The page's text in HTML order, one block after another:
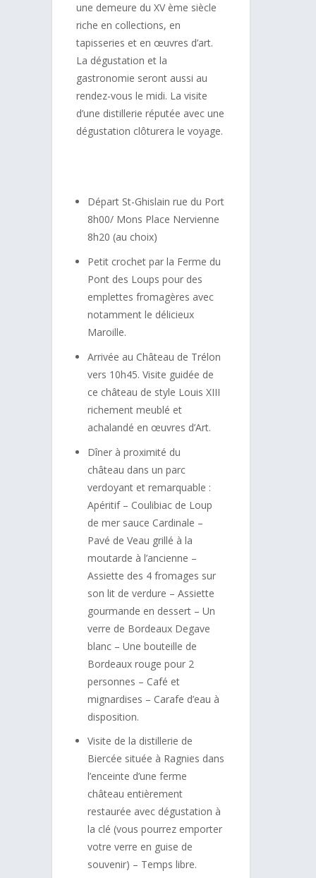
une demeure du XV ème siècle
riche en collections, en
tapisseries et en œuvres d’art.
La dégustation et la
gastronomie seront aussi au
rendez-vous le midi. La visite
d’une distillerie réputée avec une
dégustation clôturera le voyage.
Départ St-Ghislain rue du Port
8h00/ Mons Place Nervienne
8h20 (au choix)
Petit crochet par la Ferme du
Pont des Loups pour des
emplettes fromagères avec
notamment le délicieux
Maroille.
Arrivée au Château de Trélon
vers 10h45. Visite guidée de
ce château de style Louis XIII
richement meublé et
achalandé en œuvres d’Art.
Dîner à proximité du
château dans un parc
verdoyant et remarquable :
Apéritif – Coulibiac de Loup
de mer sauce Cardinale –
Pavé de Veau grillé à la
moutarde à l’ancienne –
Assiette des 4 fromages sur
son lit de verdure – Assiette
gourmande en dessert – Un
verre de Bordeaux Degave
blanc – Une bouteille de
Bordeaux rouge pour 2
personnes – Café et
mignardises – Carafe d’eau à
disposition.
Visite de la distillerie de
Biercée située à Ragnies dans
l’enceinte d’une ferme
château entièrement
restaurée avec dégustation à
la clé (vous pourrez emporter
votre verre en guise de
souvenir) – Temps libre.